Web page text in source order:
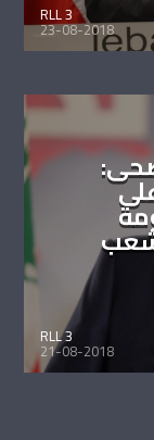
RLL 3
23-08-2018
RLL 3
21-08-2018